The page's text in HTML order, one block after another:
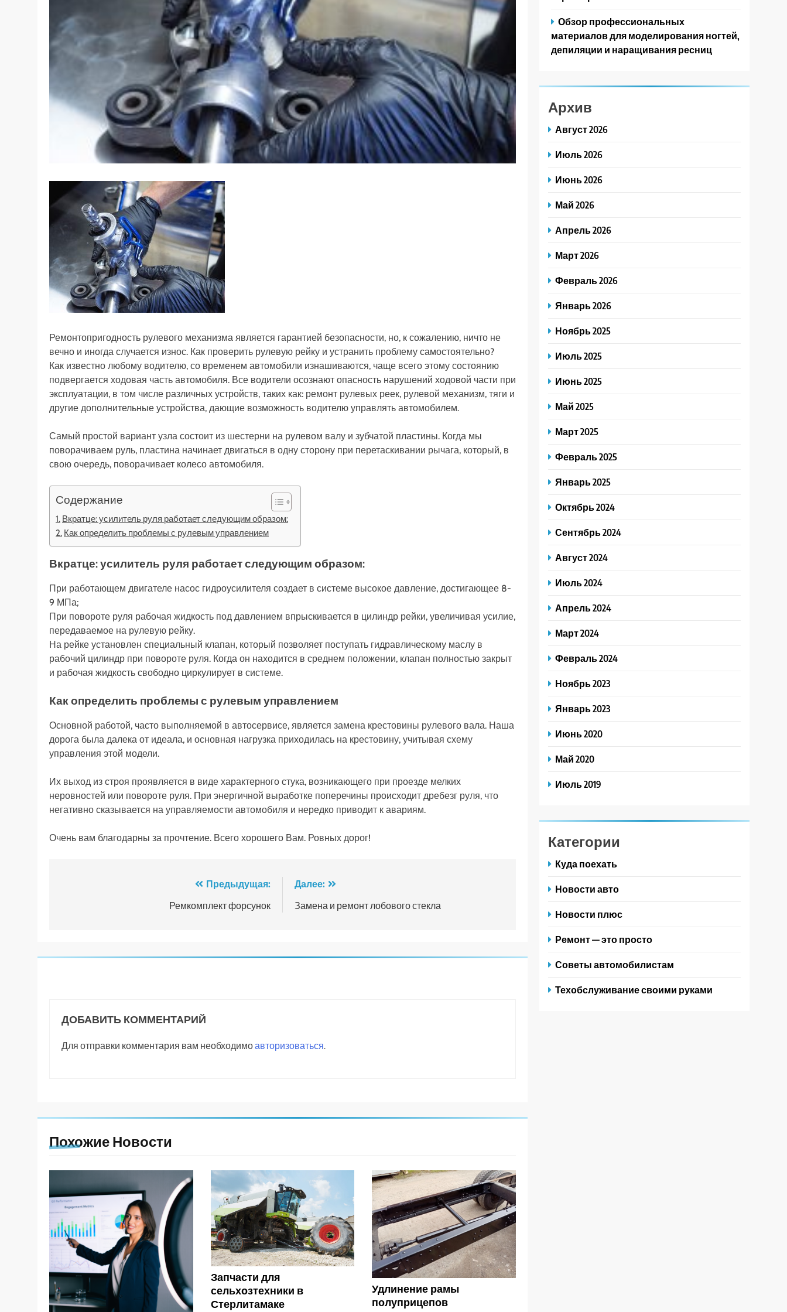
Ремонтопригодность рулевого механизма является гарантией безопасности, но, к сожалению, ничто не
вечно и иногда случается износ. Как проверить рулевую рейку и устранить проблему самостоятельно?
Как известно любому водителю, со временем автомобили изнашиваются, чаще всего этому состоянию
подвергается ходовая часть автомобиля. Все водители осознают опасность нарушений ходовой части при
эксплуатации, в том числе различных устройств, таких как: ремонт рулевых реек, рулевой механизм, тяги и
другие дополнительные устройства, дающие возможность водителю управлять автомобилем.
Самый простой вариант узла состоит из шестерни на рулевом валу и зубчатой ​​пластины. Когда мы
поворачиваем руль, пластина начинает двигаться в одну сторону при перетаскивании рычага, который, в
свою очередь, поворачивает колесо автомобиля.
Содержание
Вкратце: усилитель руля работает следующим образом:
Как определить проблемы с рулевым управлением
Вкратце: усилитель руля работает следующим образом:
При работающем двигателе насос гидроусилителя создает в системе высокое давление, достигающее 8-
9 МПа;
При повороте руля рабочая жидкость под давлением впрыскивается в цилиндр рейки, увеличивая усилие,
передаваемое на рулевую рейку.
На рейке установлен специальный клапан, который позволяет поступать гидравлическому маслу в
рабочий цилиндр при повороте руля. Когда он находится в среднем положении, клапан полностью закрыт
и рабочая жидкость свободно циркулирует в системе.
Как определить проблемы с рулевым управлением
Основной работой, часто выполняемой в автосервисе, является замена крестовины рулевого вала. Наша
дорога была далека от идеала, и основная нагрузка приходилась на крестовину, учитывая схему
управления этой модели.
Их выход из строя проявляется в виде характерного стука, возникающего при проезде мелких
неровностей или повороте руля. При энергичной выработке поперечины происходит дребезг руля, что
негативно сказывается на управляемости автомобиля и нередко приводит к авариям.
Очень вам благодарны за прочтение. Всего хорошего Вам. Ровных дорог!
Предыдущая:
Ремкомплект форсунок
Далее:
Замена и ремонт лобового стекла
ДОБАВИТЬ КОММЕНТАРИЙ
Для отправки комментария вам необходимоавторизоваться.
Похожие Новости
Запчасти для
сельхозтехники в
Стерлитамаке
Удлинение рамы
полуприцепов
Обзор профессиональных
материалов для моделирования ногтей,
депиляции и наращивания ресниц
Архив
Август 2026
Июль 2026
Июнь 2026
Май 2026
Апрель 2026
Март 2026
Февраль 2026
Январь 2026
Ноябрь 2025
Июль 2025
Июнь 2025
Май 2025
Март 2025
Февраль 2025
Январь 2025
Октябрь 2024
Сентябрь 2024
Август 2024
Июль 2024
Апрель 2024
Март 2024
Февраль 2024
Ноябрь 2023
Январь 2023
Июнь 2020
Май 2020
Июль 2019
Категории
Куда поехать
Новости авто
Новости плюс
Ремонт — это просто
Советы автомобилистам
Техобслуживание своими руками